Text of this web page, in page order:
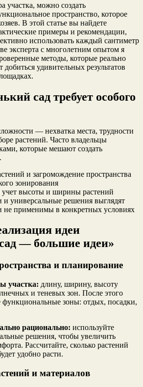
участка, можно создать
пространство, которое
В этой статье вы найдете
примеры и рекомендации,
использовать каждый сантиметр
эксперта с многолетним опытом я
методы, которые реально
удивительных результатов
сад требует особого
— нехватка места, трудности
растений. Часто владельцы
которые мешают создать
и загромождение пространства
зонирования
высоты и ширины растений
и универсальные решения выглядят
не применимы в конкретных условиях
идеи
— большие идеи»
и планирование
участка: длину, ширину, высоту
и теневых зон. После этого
функциональные зоны: отдых, посадки,
рационально: используйте
решения, чтобы увеличить
Рассчитайте, сколько растений
удобно расти.
и материалов